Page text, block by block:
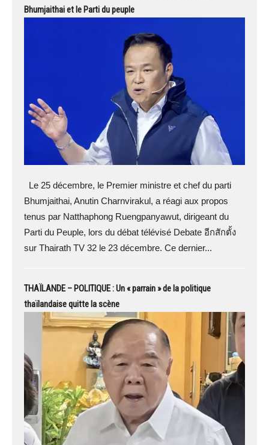
Bhumjaithai et le Parti du peuple
Le 25 décembre, le Premier ministre et chef du parti
Bhumjaithai, Anutin Charnvirakul, a réagi aux propos
tenus par Natthaphong Ruengpanyawut, dirigeant du
Parti du Peuple, lors du débat télévisé Debate อีกสักตั้ง
sur Thairath TV 32 le 23 décembre. Ce dernier...
THAÏLANDE – POLITIQUE : Un « parrain » de la politique
thaïlandaise quitte la scène